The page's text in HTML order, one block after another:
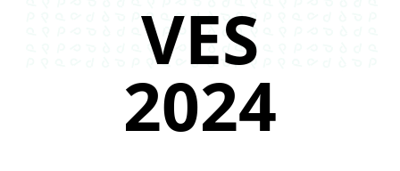
VES
2024